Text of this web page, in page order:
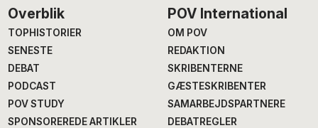
Footer
Overblik
TOPHISTORIER
SENESTE
DEBAT
PODCAST
POV STUDY
SPONSOREREDE ARTIKLER
POV International
OM POV
REDAKTION
SKRIBENTERNE
GÆSTESKRIBENTER
SAMARBEJDSPARTNERE
DEBATREGLER